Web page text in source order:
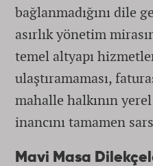
bağlanmadığını dile
asırlık yönetim
temel altyapı
ulaştıramaması,
mahalle halkının
inancını tamamen
Mavi Masa